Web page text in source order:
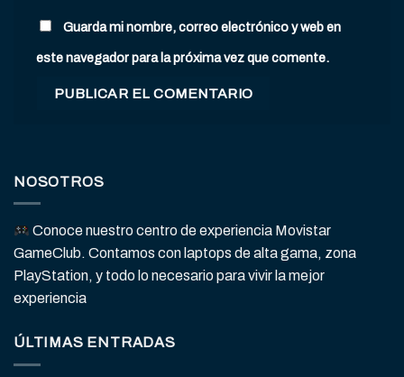
Guarda mi nombre, correo electrónico y web en
este navegador para la próxima vez que comente.
NOSOTROS
Conoce nuestro centro de experiencia Movistar
GameClub. Contamos con laptops de alta gama, zona
PlayStation, y todo lo necesario para vivir la mejor
experiencia
ÚLTIMAS ENTRADAS